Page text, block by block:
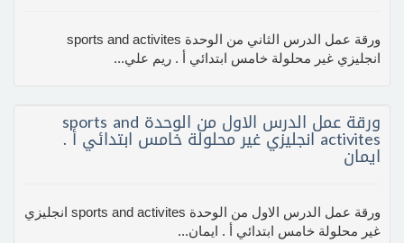
ورقة عمل الدرس الثاني من الوحدة sports and activites
انجليزي غير محلولة خامس ابتدائي أ . ريم علي...
ورقة عمل الدرس الاول من الوحدة sports and
activites انجليزي غير محلولة خامس ابتدائي أ .
ايمان
ورقة عمل الدرس الاول من الوحدة sports and activites انجليزي
غير محلولة خامس ابتدائي أ . ايمان...